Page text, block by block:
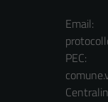
Email:
PEC: